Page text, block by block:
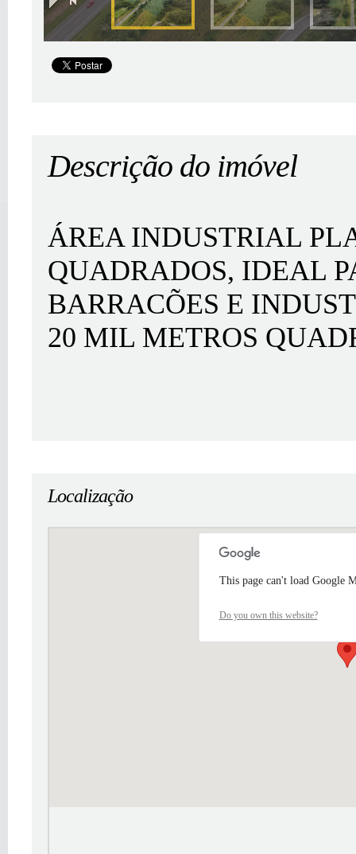
Descrição do imóvel
ÁREA INDUSTRIAL
QUADRADOS, IDEAL
BARRACÕES E
20 MIL METROS
Localização
This page can't load Google
Do you own this website?